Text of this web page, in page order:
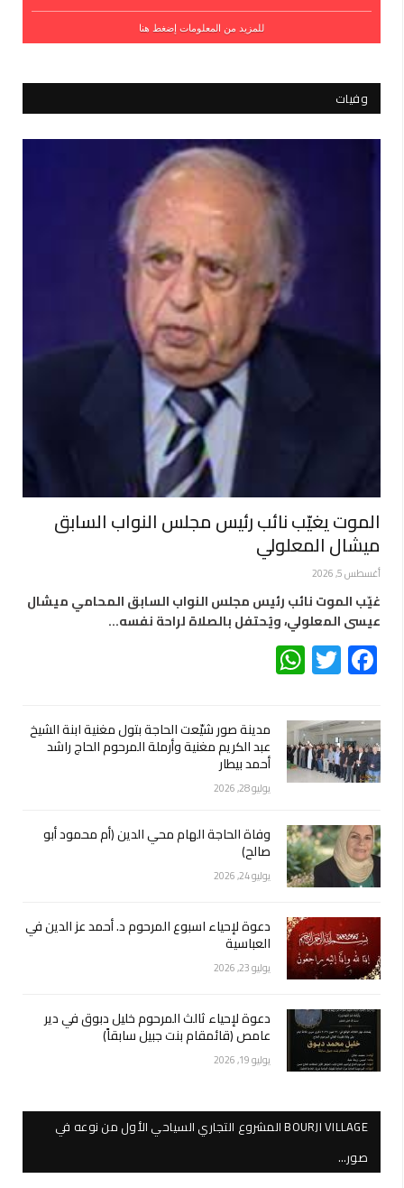
للمزيد من المعلومات إضغط هنا
وفيات
الموت يغيّب نائب رئيس مجلس النواب السابق
ميشال المعلولي
أغسطس 5, 2026
غيّب الموت نائب رئيس مجلس النواب السابق المحامي ميشال
عيسى المعلولي، ويُحتفل بالصلاة لراحة نفسه…
Facebook
Twitter
مدينة صور شيّعت الحاجة بتول مغنية ابنة الشيخ
عبد الكريم مغنية وأرملة المرحوم الحاج راشد
أحمد بيطار
يوليو 28, 2026
وفاة الحاجة الهام محي الدين (أم محمود أبو
صالح)
يوليو 24, 2026
دعوة لإحياء اسبوع المرحوم د. أحمد عز الدين في
العباسية
يوليو 23, 2026
دعوة لإحياء ثالث المرحوم خليل دبوق في دير
عامص (قائمقام بنت جبيل سابقاً)
يوليو 19, 2026
BOURJI VILLAGE المشروع التجاري السياحي الأول من نوعه في
صور…